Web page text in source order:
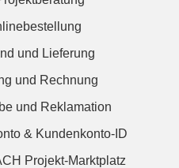
und Lieferung
und Rechnung
und Reklamation
& Kundenkonto-ID
Projekt-Marktplatz